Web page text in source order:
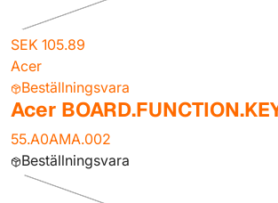
SEK 105.89
Acer
Beställningsvara
Acer
55.A0AMA.002
Beställningsvara